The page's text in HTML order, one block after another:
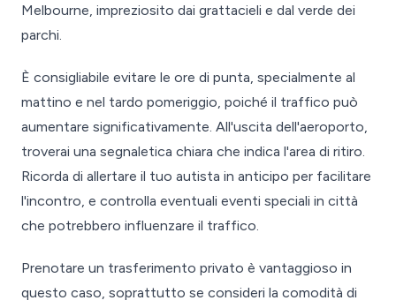
Melbourne, impreziosito dai grattacieli e dal verde dei
parchi.
È consigliabile evitare le ore di punta, specialmente al
mattino e nel tardo pomeriggio, poiché il traffico può
aumentare significativamente. All'uscita dell'aeroporto,
troverai una segnaletica chiara che indica l'area di ritiro.
Ricorda di allertare il tuo autista in anticipo per facilitare
l'incontro, e controlla eventuali eventi speciali in città
che potrebbero influenzare il traffico.
Prenotare un trasferimento privato è vantaggioso in
questo caso, soprattutto se consideri la comodità di